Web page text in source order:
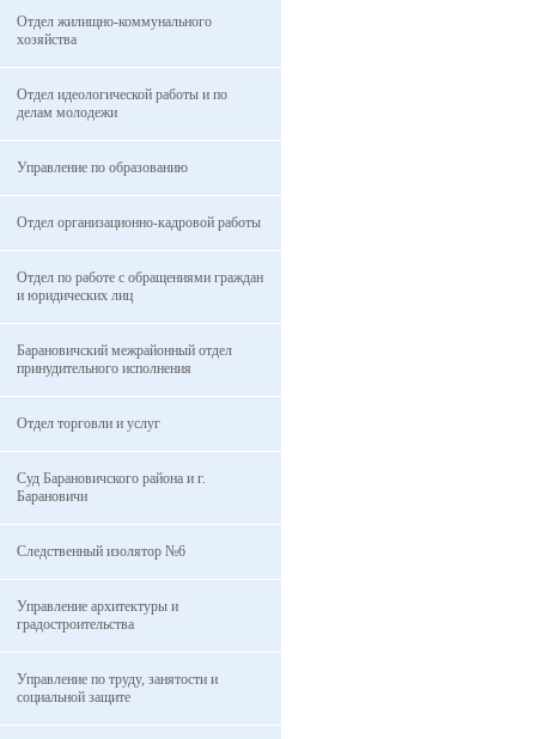
Отдел жилищно-коммунального
хозяйства
Отдел идеологической работы и по
делам молодежи
Управление по образованию
Отдел организационно-кадровой работы
Отдел по работе с обращениями граждан
и юридических лиц
Барановичский межрайонный отдел
принудительного исполнения
Отдел торговли и услуг
Суд Барановичского района и г.
Барановичи
Следственный изолятор №6
Управление архитектуры и
градостроительства
Управление по труду, занятости и
социальной защите